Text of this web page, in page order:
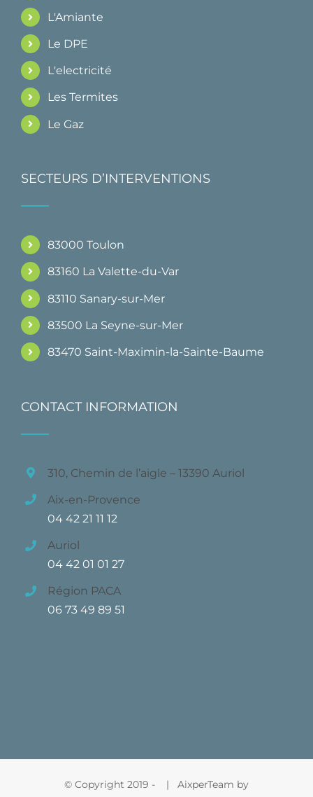
L'Amiante
Le DPE
L'electricité
Les Termites
Le Gaz
SECTEURS D’INTERVENTIONS
83000 Toulon
83160 La Valette-du-Var
83110 Sanary-sur-Mer
83500 La Seyne-sur-Mer
83470 Saint-Maximin-la-Sainte-Baume
CONTACT INFORMATION
310, Chemin de l’aigle – 13390 Auriol
Aix-en-Provence
04 42 21 11 12
Auriol
04 42 01 01 27
Région PACA
06 73 49 89 51
© Copyright 2019 - | AixperTeam by